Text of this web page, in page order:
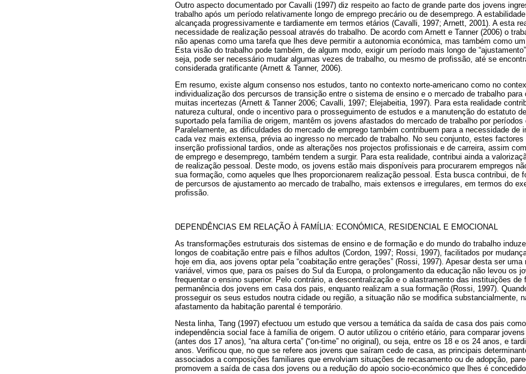
Outro aspecto documentado por Cavalli (1997) diz respeito ao facto de grande parte dos jovens
trabalho após um período relativamente longo de emprego precário ou de desemprego. A
alcançada progressivamente e tardiamente em termos etários (Cavalli, 1997; Arnett, 2001). A esta
necessidade de realização pessoal através do trabalho. De acordo com Arnett e Tanner (2006) o
não apenas como uma tarefa que lhes deve permitir a autonomia económica, mas também como
Esta visão do trabalho pode também, de algum modo, exigir um período mais longo de
seja, pode ser necessário mudar algumas vezes de trabalho, ou mesmo de profissão, até se
considerada gratificante (Arnett & Tanner, 2006).
Em resumo, existe algum consenso nos estudos, tanto no contexto norte-americano como no
individualização dos percursos de transição entre o sistema de ensino e o mercado de trabalho
muitas incertezas (Arnett & Tanner 2006; Cavalli, 1997; Elejabeitia, 1997). Para esta realidade
natureza cultural, onde o incentivo para o prosseguimento de estudos e a manutenção do estatuto
suportado pela família de origem, mantêm os jovens afastados do mercado de trabalho por
Paralelamente, as dificuldades do mercado de emprego também contribuem para a necessidade de
cada vez mais extensa, prévia ao ingresso no mercado de trabalho. No seu conjunto, estes
inserção profissional tardios, onde as alterações nos projectos profissionais e de carreira, assim
de emprego e desemprego, também tendem a surgir. Para esta realidade, contribui ainda a
de realização pessoal. Deste modo, os jovens estão mais disponíveis para procurarem empregos
sua formação, como aqueles que lhes proporcionarem realização pessoal. Esta busca contribui, de
de percursos de ajustamento ao mercado de trabalho, mais extensos e irregulares, em termos do
profissão.
DEPENDÊNCIAS EM RELAÇÃO À FAMÍLIA: ECONÓMICA, RESIDENCIAL E EMOCIONAL
As transformações estruturais dos sistemas de ensino e de formação e do mundo do trabalho
longos de coabitação entre pais e filhos adultos (Cordon, 1997; Rossi, 1997), facilitados por
hoje em dia, aos jovens optar pela “coabitação entre gerações” (Rossi, 1997). Apesar desta ser
variável, vimos que, para os países do Sul da Europa, o prolongamento da educação não levou os
frequentar o ensino superior. Pelo contrário, a descentralização e o alastramento das instituições de
permanência dos jovens em casa dos pais, enquanto realizam a sua formação (Rossi, 1997).
prosseguir os seus estudos noutra cidade ou região, a situação não se modifica substancialmente,
afastamento da habitação parental é temporário.
Nesta linha, Tang (1997) efectuou um estudo que versou a temática da saída de casa dos pais
independência social face à família de origem. O autor utilizou o critério etário, para comparar
(antes dos 17 anos), “na altura certa” (“on-time” no original), ou seja, entre os 18 e os 24 anos, e
anos. Verificou que, no que se refere aos jovens que saíram cedo de casa, as principais
associados a composições familiares que envolviam situações de recasamento ou de adopção,
promovem a saída de casa dos jovens ou a redução do apoio socio-económico que lhes é